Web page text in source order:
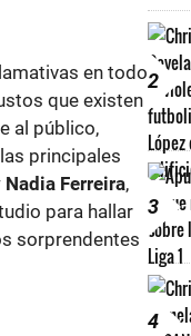
en todo
que existen
al público,
principales
Ferreira,
para hallar
sorprendentes
2
3
4